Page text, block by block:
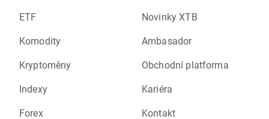
ETF
Komodity
Kryptoměny
Indexy
Forex
Novinky XTB
Ambasador
Obchodní platforma
Kariéra
Kontakt